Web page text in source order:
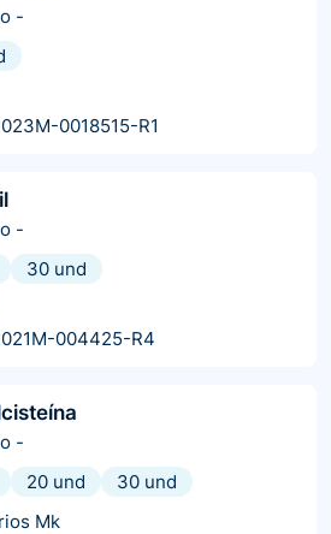
-
0018515-R1
-
30 und
004425-R4
-
20 und
30 und
Mk